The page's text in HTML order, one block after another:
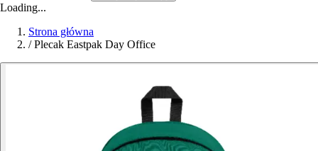
Loading...
Strona główna
/ Plecak Eastpak Day Office